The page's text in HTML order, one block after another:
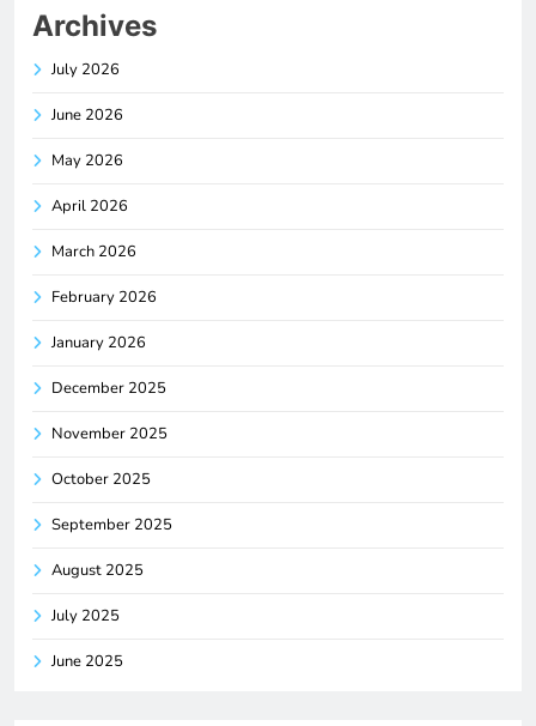
Archives
July 2026
June 2026
May 2026
April 2026
March 2026
February 2026
January 2026
December 2025
November 2025
October 2025
September 2025
August 2025
July 2025
June 2025